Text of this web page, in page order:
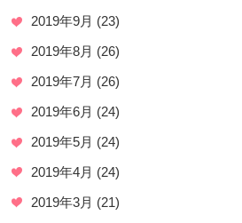
2019年9月 (23)
2019年8月 (26)
2019年7月 (26)
2019年6月 (24)
2019年5月 (24)
2019年4月 (24)
2019年3月 (21)